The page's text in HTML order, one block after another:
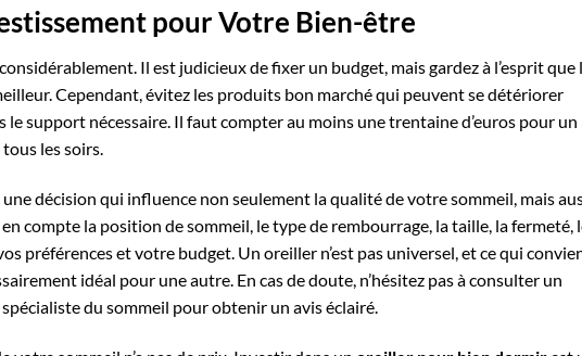
pour Votre Bien-être
Il est judicieux de fixer un budget, mais gardez à l’esprit que
Cependant, évitez les produits bon marché qui peuvent se détériorer
support nécessaire. Il faut compter au moins une trentaine d’euros pour un
les soirs.
décision qui influence non seulement la qualité de votre sommeil, mais
compte la position de sommeil, le type de rembourrage, la taille, la fermeté,
préférences et votre budget. Un oreiller n’est pas universel, et ce qui
idéal pour une autre. En cas de doute, n’hésitez pas à consulter un
du sommeil pour obtenir un avis éclairé.